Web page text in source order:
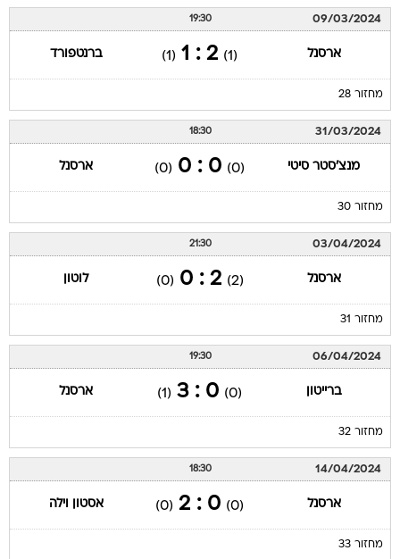
09/03/2024
19:30
ארסנל (1)
2 : 1
(1) ברנטפורד
מחזור 28
31/03/2024
18:30
מנצ'סטר סיטי (0)
0 : 0
(0) ארסנל
מחזור 30
03/04/2024
21:30
ארסנל (2)
2 : 0
(0) לוטון
מחזור 31
06/04/2024
19:30
ברייטון (0)
0 : 3
(1) ארסנל
מחזור 32
14/04/2024
18:30
ארסנל (0)
0 : 2
(0) אסטון וילה
מחזור 33